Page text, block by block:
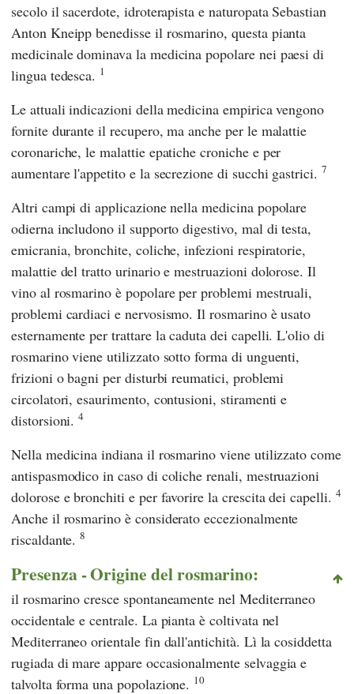
secolo il sacerdote, idroterapista e naturopataSebastian
Anton Kneipp benedisse il rosmarino, questa pianta
medicinale dominava la medicina popolare nei paesi di
lingua tedesca. 1
Le attuali indicazioni della medicina empirica vengono
fornite durante il recupero, ma anche per le malattie
coronariche, le malattie epatiche croniche e per
aumentare l'appetito e la secrezione di succhi gastrici. 7
Altri campi di applicazione nella medicina popolare
odierna includono il supporto digestivo, mal di testa,
emicrania, bronchite, coliche, infezioni respiratorie,
malattie del tratto urinario e mestruazioni dolorose. Il
vino al rosmarino è popolare per problemi mestruali,
problemi cardiaci e nervosismo. Il rosmarino è usato
esternamente per trattare la caduta dei capelli. L'olio di
rosmarino viene utilizzato sotto forma di unguenti,
frizioni o bagni per disturbi reumatici, problemi
circolatori, esaurimento, contusioni, stiramenti e
distorsioni.4
Nella medicina indiana il rosmarino viene utilizzato come
antispasmodico in caso di coliche renali, mestruazioni
dolorose e bronchiti e per favorire la crescita dei capelli. 4
Anche il rosmarino è considerato eccezionalmente
riscaldante.8
Presenza - Origine del rosmarino:
il rosmarino cresce spontaneamente nel Mediterraneo
occidentale e centrale. La pianta è coltivata nel
Mediterraneo orientale fin dall'antichità. Lì la cosiddetta
rugiada di mare appare occasionalmente selvaggia e
talvolta forma una popolazione. 10